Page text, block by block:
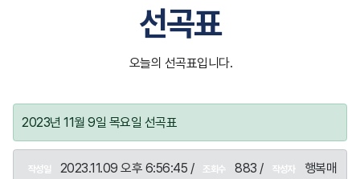
선곡표
오늘의 선곡표입니다.
2023년 11월 9일 목요일 선곡표
작성일 2023.11.09 오후 6:56:45 / 조회수 883 / 작성자
행복매